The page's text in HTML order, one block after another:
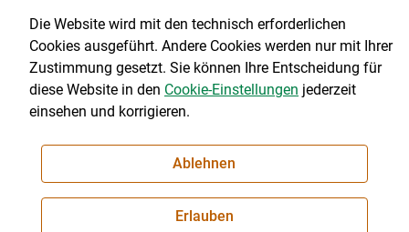
Impressum|Kontakt|Datenschutzerklärung|Barrierefreiheit|
Cookie-Einstellungen
NEWSLETTER
Die Website wird mit den technisch erforderlichen
Cookies ausgeführt. Andere Cookies werden nur mit Ihrer
Zustimmung gesetzt. Sie können Ihre Entscheidung für
diese Website in den Cookie-Einstellungen jederzeit
einsehen und korrigieren.
Ablehnen
Erlauben